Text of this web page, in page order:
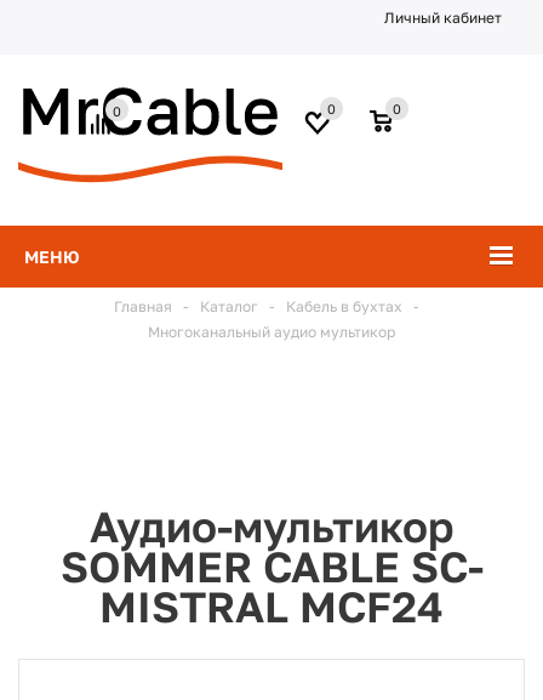
Личный кабинет
МЕНЮ
0
0
0
Главная - Каталог - Кабель в бухтах
-
Многоканальный аудио мультикор
Аудио-мультикор
SOMMER CABLE SC-
MISTRAL MCF24